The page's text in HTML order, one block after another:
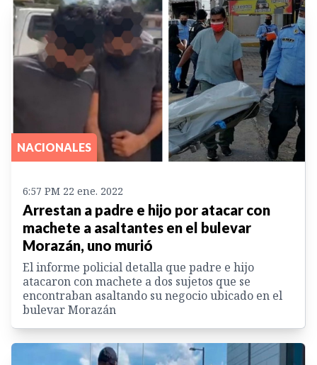
NACIONALES
6:57 PM 22 ene. 2022
Arrestan a padre e hijo por atacar con
machete a asaltantes en el bulevar
Morazán, uno murió
El informe policial detalla que padre e hijo
atacaron con machete a dos sujetos que se
encontraban asaltando su negocio ubicado en el
bulevar Morazán